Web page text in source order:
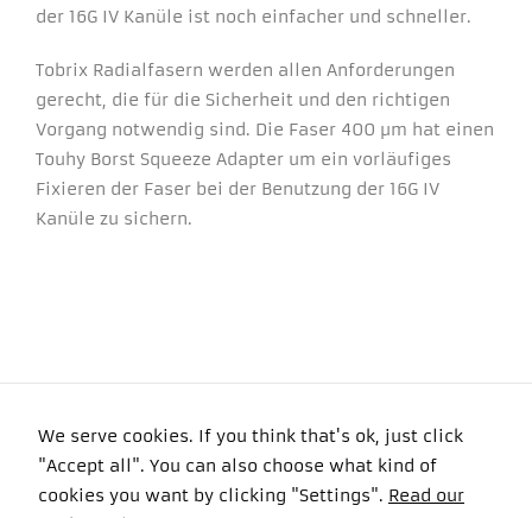
der 16G IV Kanüle ist noch einfacher und schneller.
Tobrix Radialfasern werden allen Anforderungen
gerecht, die für die Sicherheit und den richtigen
Vorgang notwendig sind. Die Faser 400 µm hat einen
Touhy Borst Squeeze Adapter um ein vorläufiges
Fixieren der Faser bei der Benutzung der 16G IV
Kanüle zu sichern.
Copyright 2016 Felyma Laser All Rights Reserved
We serve cookies. If you think that's ok, just click
"Accept all". You can also choose what kind of
cookies you want by clicking "Settings". Read our